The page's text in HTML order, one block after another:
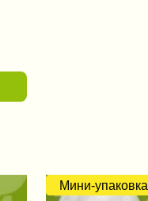
Мини-упаковка